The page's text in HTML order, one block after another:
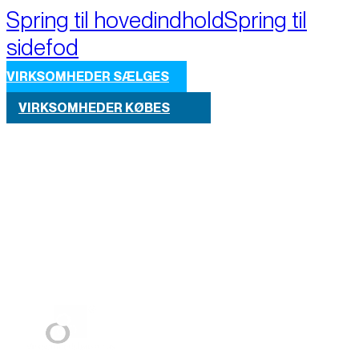
Spring til hovedindholdSpring til
sidefod
VIRKSOMHEDER SÆLGES
VIRKSOMHEDER KØBES